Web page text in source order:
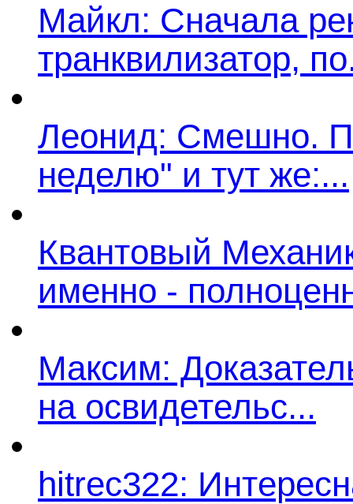
Майкл: Сначала
транквилизатор,
Леонид: Смешно.
неделю" и тут же:...
Квантовый
именно -
Максим:
на освидетельс...
hitrec322: